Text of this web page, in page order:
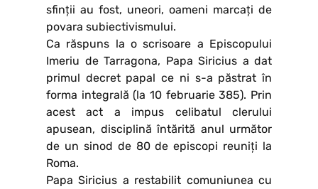
sfinții au fost, uneori, oameni marcați de
povara subiectivismului.
Ca răspuns la o scrisoare a Episcopului
Imeriu de Tarragona, Papa Siricius a dat
primul decret papal ce ni s-a păstrat în
forma integrală (la 10 februarie 385). Prin
acest act a impus celibatul clerului
apusean, disciplină întărită anul următor
de un sinod de 80 de episcopi reuniți la
Roma.
Papa Siricius a restabilit comuniunea cu